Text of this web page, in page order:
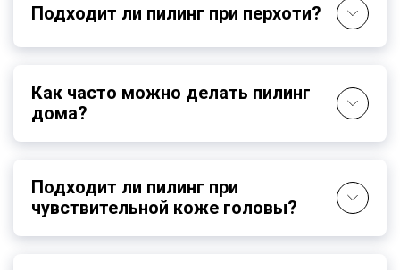
Подходит ли пилинг при перхоти?
Как часто можно делать пилинг
дома?
Подходит ли пилинг при
чувствительной коже головы?